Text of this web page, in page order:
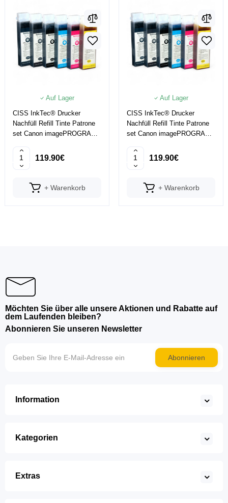
Auf Lager
CISS InkTec® Drucker
Nachfüll Refill Tinte Patrone
set Canon imagePROGRAF
119.90€
+ Warenkorb
Auf Lager
CISS InkTec® Drucker
Nachfüll Refill Tinte Patrone
set Canon imagePROGRAF
119.90€
+ Warenkorb
Möchten Sie über alle unsere Aktionen und Rabatte auf
dem Laufenden bleiben?
Abonnieren Sie unseren Newsletter
Abonnieren
Information
Kategorien
Extras